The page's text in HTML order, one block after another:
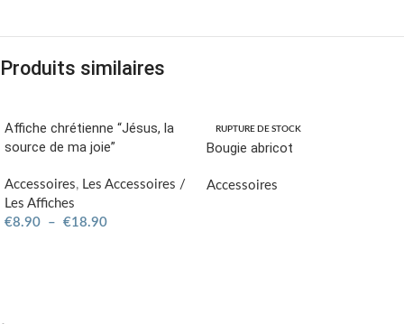
Produits similaires
Affiche chrétienne “Jésus, la
source de ma joie”
Accessoires, Les Accessoires /
Les Affiches
€8.90 – €18.90
RUPTURE DE STOCK
Bougie abricot
Accessoires